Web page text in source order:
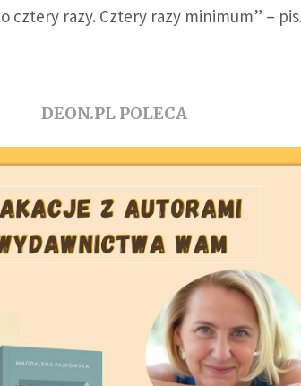
cztery razy. Cztery razy minimum” –
DEON.PL POLECA